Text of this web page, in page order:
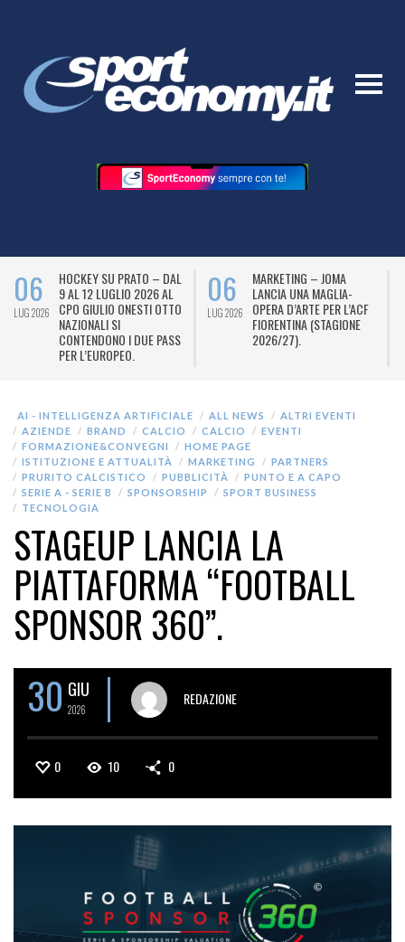
06
LUG 2026
HOCKEY SU PRATO – DAL
9 AL 12 LUGLIO 2026 AL
CPO GIULIO ONESTI OTTO
NAZIONALI SI
CONTENDONO I DUE PASS
PER L’EUROPEO.
06
LUG 2026
MARKETING – JOMA
LANCIA UNA MAGLIA-
OPERA D’ARTE PER L’ACF
FIORENTINA (STAGIONE
2026/27).
AI - INTELLIGENZA ARTIFICIALE ALL NEWS
ALTRI EVENTI
AZIENDE
BRAND CALCIO CALCIO
EVENTI
FORMAZIONE&CONVEGNI
HOME PAGE
ISTITUZIONE E ATTUALITÀ
MARKETING
PARTNERS
PRURITO CALCISTICO
PUBBLICITÀ
PUNTO E A CAPO
SERIE A - SERIE B
SPONSORSHIP
SPORT BUSINESS
TECNOLOGIA
STAGEUP LANCIA LA
PIATTAFORMA “FOOTBALL
SPONSOR 360”.
30 GIU
2026
REDAZIONE
0 10 0